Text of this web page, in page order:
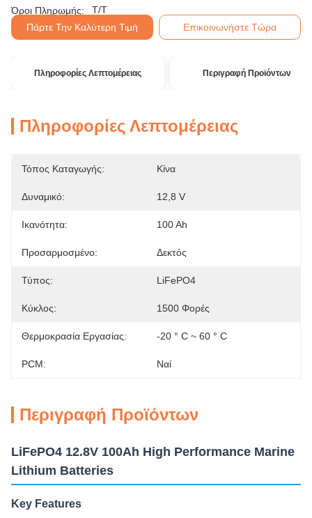
Όροι Πληρωμής:
T/T
Πάρτε Την Καλύτερη Τιμή
Επικοινωνήστε Τώρα
Πληροφορίες Λεπτομέρειας Περιγραφή Προϊόντων
Πληροφορίες Λεπτομέρειας
Τόπος Καταγωγής: Κίνα
Δυναμικό: 12,8 V
Ικανότητα: 100 Ah
Προσαρμοσμένο: Δεκτός
Τύπος: LiFePO4
Κύκλος: 1500 Φορές
Θερμοκρασία Εργασίας: -20 ° C ~ 60 ° C
PCM: Ναί
Περιγραφή Προϊόντων
LiFePO4 12.8V 100Ah High Performance Marine
Lithium Batteries
Key Features